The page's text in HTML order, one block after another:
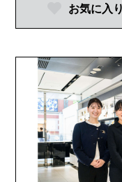
お気に入り